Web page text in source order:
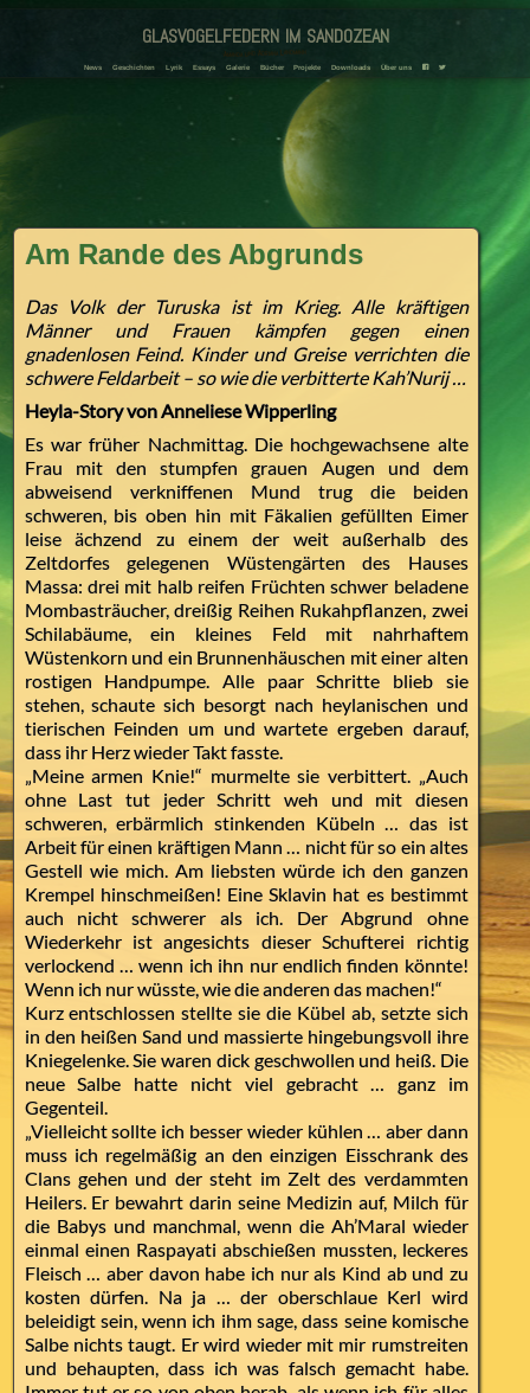
glasvogelfedern im sandozean
Amanda und Adriana Landmann
News Geschichten Lyrik Essays Galerie Bücher Projekte Downloads Über uns F T
Am Rande des Abgrunds
Das Volk der Turuska ist im Krieg. Alle kräftigen
Männer und Frauen kämpfen gegen einen
gnadenlosen Feind. Kinder und Greise verrichten die
schwere Feldarbeit – so wie die verbitterte Kah’Nurij …
Heyla-Story von Anneliese Wipperling
Es war früher Nachmittag. Die hochgewachsene alte
Frau mit den stumpfen grauen Augen und dem
abweisend verkniffenen Mund trug die beiden
schweren, bis oben hin mit Fäkalien gefüllten Eimer
leise ächzend zu einem der weit außerhalb des
Zeltdorfes gelegenen Wüstengärten des Hauses
Massa: drei mit halb reifen Früchten schwer beladene
Mombasträucher, dreißig Reihen Rukahpflanzen, zwei
Schilabäume, ein kleines Feld mit nahrhaftem
Wüstenkorn und ein Brunnenhäuschen mit einer alten
rostigen Handpumpe. Alle paar Schritte blieb sie
stehen, schaute sich besorgt nach heylanischen und
tierischen Feinden um und wartete ergeben darauf,
dass ihr Herz wieder Takt fasste.
„Meine armen Knie!“ murmelte sie verbittert. „Auch
ohne Last tut jeder Schritt weh und mit diesen
schweren, erbärmlich stinkenden Kübeln … das ist
Arbeit für einen kräftigen Mann … nicht für so ein altes
Gestell wie mich. Am liebsten würde ich den ganzen
Krempel hinschmeißen! Eine Sklavin hat es bestimmt
auch nicht schwerer als ich. Der Abgrund ohne
Wiederkehr ist angesichts dieser Schufterei richtig
verlockend … wenn ich ihn nur endlich finden könnte!
Wenn ich nur wüsste, wie die anderen das machen!“
Kurz entschlossen stellte sie die Kübel ab, setzte sich
in den heißen Sand und massierte hingebungsvoll ihre
Kniegelenke. Sie waren dick geschwollen und heiß. Die
neue Salbe hatte nicht viel gebracht … ganz im
Gegenteil.
„Vielleicht sollte ich besser wieder kühlen … aber dann
muss ich regelmäßig an den einzigen Eisschrank des
Clans gehen und der steht im Zelt des verdammten
Heilers. Er bewahrt darin seine Medizin auf, Milch für
die Babys und manchmal, wenn die Ah’Maral wieder
einmal einen Raspayati abschießen mussten, leckeres
Fleisch … aber davon habe ich nur als Kind ab und zu
kosten dürfen. Na ja … der oberschlaue Kerl wird
beleidigt sein, wenn ich ihm sage, dass seine komische
Salbe nichts taugt. Er wird wieder mit mir rumstreiten
und behaupten, dass ich was falsch gemacht habe.